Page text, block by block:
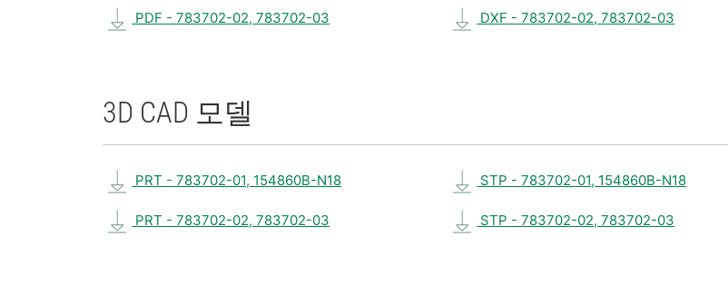
PDF - 783702-02, 783702-03 DXF - 783702-02, 783702-03
3D CAD 모델
PRT - 783702-01, 154860B-N18
PRT - 783702-02, 783702-03
STP - 783702-01, 154860B-N18
STP - 783702-02, 783702-03